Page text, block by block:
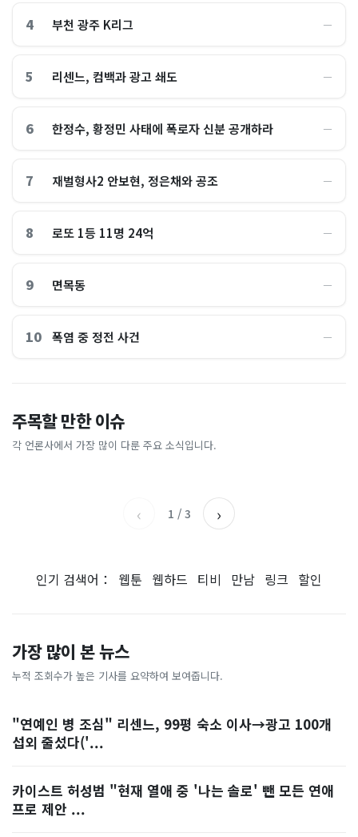
4 부천 광주 K리그 ―
5 리센느, 컴백과 광고 쇄도 ―
6 한정수, 황정민 사태에 폭로자 신분 공개하라 ―
7 재벌형사2 안보현, 정은채와 공조 ―
8 로또 1등 11명 24억 ―
9 면목동 ―
10 폭염 중 정전 사건 ―
주목할 만한 이슈
각 언론사에서 가장 많이 다룬 주요 소식입니다.
'축협 성접대' 해외도 발칵…
일본은 '심판 3명' 실명 공개
JTBC
인 동아일보
“이걸 버려? 말아?”···싱크대
구석에서 발견한 3년 묵은 베
망…숨지기 전 SOS 보냈다
‹ 1 / 3 ›
인기 검색어： 웹툰 웹하드 티비 만남 링크 할인
가장 많이 본 뉴스
누적 조회수가 높은 기사를 요약하여 보여줍니다.
"연예인 병 조심" 리센느, 99평 숙소 이사→광고 100개
섭외 줄섰다('...
카이스트 허성범 "현재 열애 중 '나는 솔로' 뺀 모든 연애
프로 제안 ...